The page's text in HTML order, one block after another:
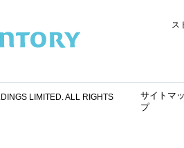
ス
LIMITED. ALL RIGHTS
サイトマ
プ